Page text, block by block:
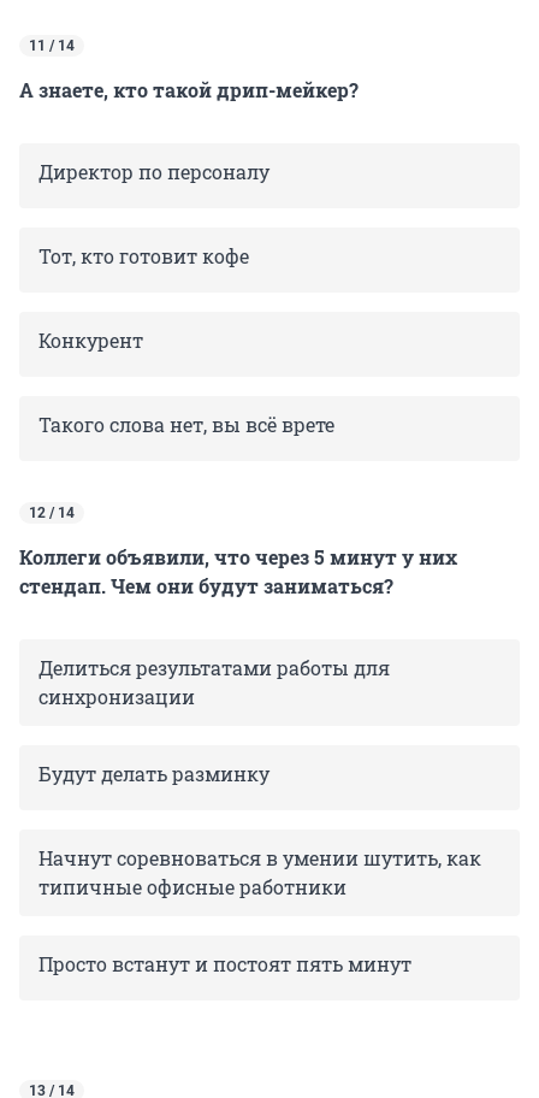
11 / 14
А знаете, кто такой дрип-мейкер?
Директор по персоналу
Тот, кто готовит кофе
Конкурент
Такого слова нет, вы всё врете
12 / 14
Коллеги объявили, что через 5 минут у них
стендап. Чем они будут заниматься?
Делиться результатами работы для
синхронизации
Будут делать разминку
Начнут соревноваться в умении шутить, как
типичные офисные работники
Просто встанут и постоят пять минут
13 / 14